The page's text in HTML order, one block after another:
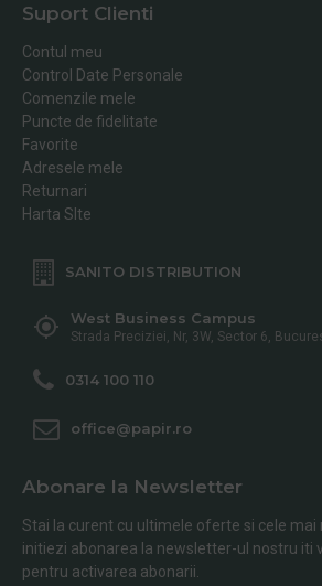
Suport Clienti
Contul meu
Control Date Personale
Comenzile mele
Puncte de fidelitate
Favorite
Adresele mele
Returnari
Harta SIte
SANITO DISTRIBUTION
West Business Campus
Strada Preciziei, Nr, 3W, Sector 6,
0314 100 110
office@papir.ro
Abonare la Newsletter
Stai la curent cu ultimele oferte si cele mai
initiezi abonarea la newsletter-ul nostru iti
pentru activarea abonarii.